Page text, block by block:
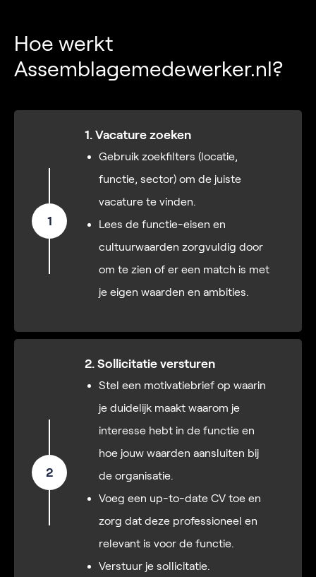
Hoe werkt
Assemblagemedewerker.nl?
1
1. Vacature zoeken
Gebruik zoekfilters (locatie,
functie, sector) om de juiste
vacature te vinden.
Lees de functie-eisen en
cultuurwaarden zorgvuldig door
om te zien of er een match is met
je eigen waarden en ambities.
2
2. Sollicitatie versturen
Stel een motivatiebrief op waarin
je duidelijk maakt waarom je
interesse hebt in de functie en
hoe jouw waarden aansluiten bij
de organisatie.
Voeg een up-to-date CV toe en
zorg dat deze professioneel en
relevant is voor de functie.
Verstuur je sollicitatie.